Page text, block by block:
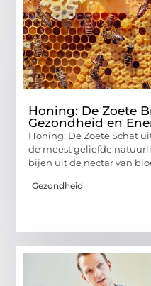
Honing: De Zoete
Gezondheid en
Honing: De Zoete Schat
de meest geliefde
bijen uit de nectar van
Gezondheid